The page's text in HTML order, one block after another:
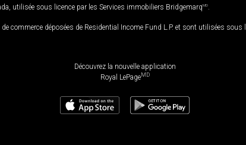
utilisée sous licence par les Services immobiliers BridgemarqMD
commerce déposées de Residential Income Fund L.P. et sont utilisées
Découvrez la nouvelle application
Royal LePageMD